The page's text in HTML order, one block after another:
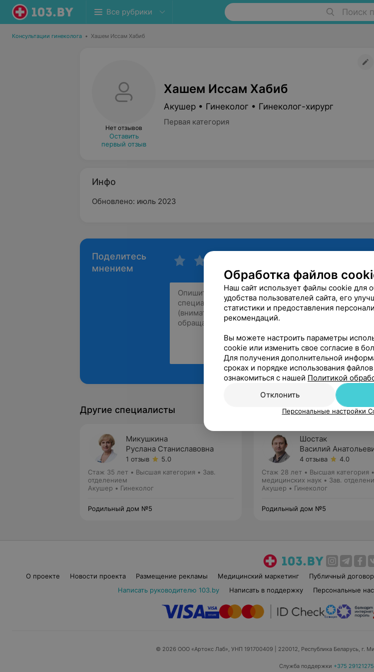
Все рубрики Поиск
Консультации гинеколога • Хашем Иссам Хабиб
Нет отзывов
Оставить
первый отзыв
Хашем Иссам Хабиб
Акушер • Гинеколог • Гинеколог-хирург
Первая категория
Инфо
Обновлено: июль 2023
Поделитесь
мнением
Рекомендую
Другие специалисты
Микушкина
Руслана Станиславовна
1 отзыв
5.0
Стаж 35 лет • Высшая категория • Зав.
отделением
Акушер • Гинеколог
Родильный дом №5
Шостак
Василий
4 отзыва
4.0
Стаж 28 лет • Высшая категория •
медицинских наук • Зав.
Акушер • Гинеколог
Родильный дом №5
О проекте Новости проекта Размещение рекламы Медицинский маркетинг Публичный договор
Написать руководителю 103.by
Написать в поддержку Персональные
© 2026 ООО «Артокс Лаб», УНП 191700409 | 220012, Республика Беларусь, г.
Служба поддержки +375
Обработка файлов
Наш сайт использует файлы cookie для
удобства пользователей сайта, его
статистики и предоставления
рекомендаций.
Вы можете настроить параметры
cookie или изменить свое согласие в
Для получения дополнительной
сроках и порядке использования
ознакомиться с нашей Политикой
Отклонить
Персональные настройки